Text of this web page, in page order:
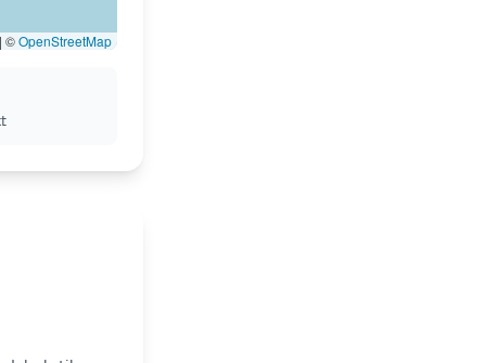
| ©OpenStreetMap